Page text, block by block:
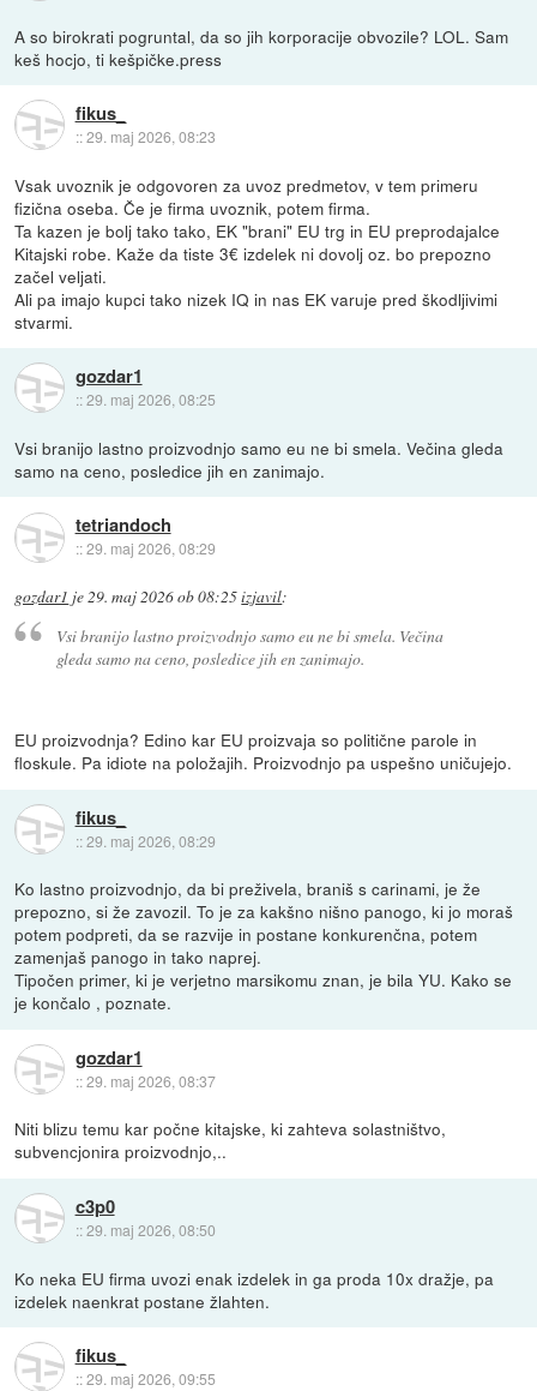
A so birokrati pogruntal, da so jih korporacije obvozile? LOL. Sam
keš hocjo, ti kešpičke.press
fikus_
::29. maj 2026, 08:23
Vsak uvoznik je odgovoren za uvoz predmetov, v tem primeru
fizična oseba. Če je firma uvoznik, potem firma.
Ta kazen je bolj tako tako, EK "brani" EU trg in EU preprodajalce
Kitajski robe. Kaže da tiste 3€ izdelek ni dovolj oz. bo prepozno
začel veljati.
Ali pa imajo kupci tako nizek IQ in nas EK varuje pred škodljivimi
stvarmi.
gozdar1
::29. maj 2026, 08:25
Vsi branijo lastno proizvodnjo samo eu ne bi smela. Večina gleda
samo na ceno, posledice jih en zanimajo.
tetriandoch
::29. maj 2026, 08:29
gozdar1 je29. maj 2026 ob 08:25izjavil:
Vsi branijo lastno proizvodnjo samo eu ne bi smela. Večina
gleda samo na ceno, posledice jih en zanimajo.
EU proizvodnja? Edino kar EU proizvaja so politične parole in
floskule. Pa idiote na položajih. Proizvodnjo pa uspešno uničujejo.
fikus_
::29. maj 2026, 08:29
Ko lastno proizvodnjo, da bi preživela, braniš s carinami, je že
prepozno, si že zavozil. To je za kakšno nišno panogo, ki jo moraš
potem podpreti, da se razvije in postane konkurenčna, potem
zamenjaš panogo in tako naprej.
Tipočen primer, ki je verjetno marsikomu znan, je bila YU. Kako se
je končalo , poznate.
gozdar1
::29. maj 2026, 08:37
Niti blizu temu kar počne kitajske, ki zahteva solastništvo,
subvencjonira proizvodnjo,..
c3p0
::29. maj 2026, 08:50
Ko neka EU firma uvozi enak izdelek in ga proda 10x dražje, pa
izdelek naenkrat postane žlahten.
fikus_
::29. maj 2026, 09:55